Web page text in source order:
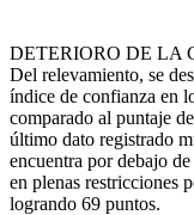
DETERIORO DE LA
Del relevamiento, se
índice de confianza en
comparado al puntaje
último dato registrado
encuentra por debajo
en plenas restricciones
logrando 69 puntos.